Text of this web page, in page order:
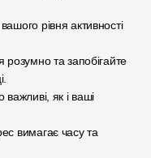
рівня активності
розумно та запобігайте
як і ваші
вимагає часу та